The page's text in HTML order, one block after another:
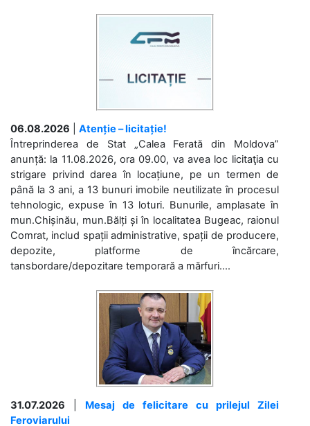
06.08.2026
Atenție – licitație!
Întreprinderea de Stat „Calea Ferată din Moldova”
anunță: la 11.08.2026, ora 09.00, va avea loc licitaţia cu
strigare privind darea în locațiune, pe un termen de
până la 3 ani, a 13 bunuri imobile neutilizate în procesul
tehnologic, expuse în 13 loturi. Bunurile, amplasate în
mun.Chișinău, mun.Bălți și în localitatea Bugeac, raionul
Comrat, includ spații administrative, spații de producere,
depozite, platforme de încărcare,
tansbordare/depozitare temporară a mărfuri....
31.07.2026
Mesaj de felicitare cu prilejul Zilei
Feroviarului